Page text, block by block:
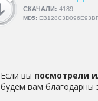
СКАЧАЛИ: 4189
MD5:
Если вы посмотрели
будем вам благодарны